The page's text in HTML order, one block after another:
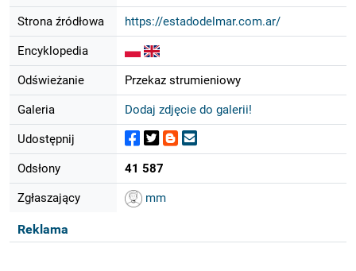
Strona źródłowa https://estadodelmar.com.ar/
Encyklopedia
Odświeżanie Przekaz strumieniowy
Galeria Dodaj zdjęcie do galerii!
Udostępnij
Odsłony 41 587
Zgłaszający mm
Reklama